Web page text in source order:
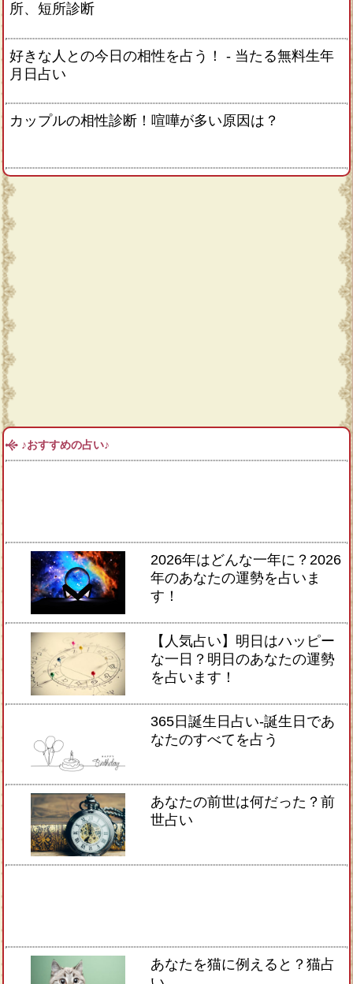
所、短所診断
好きな人との今日の相性を占う！ ‐ 当たる無料生年
月日占い
カップルの相性診断！喧嘩が多い原因は？
♪おすすめの占い♪
2026年はどんな一年に？2026
年のあなたの運勢を占いま
す！
【人気占い】明日はハッピー
な一日？明日のあなたの運勢
を占います！
365日誕生日占い-誕生日であ
なたのすべてを占う
あなたの前世は何だった？前
世占い
あなたを猫に例えると？猫占